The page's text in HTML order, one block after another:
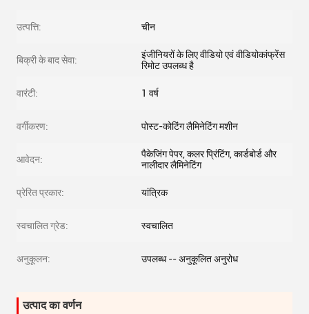
उत्पत्ति: चीन
बिक्री के बाद सेवा:
इंजीनियरों के लिए वीडियो एवं वीडियोकांफ्रेंस
रिमोट उपलब्ध है
वारंटी: 1 वर्ष
वर्गीकरण: पोस्ट-कोटिंग लैमिनेटिंग मशीन
आवेदन:
पैकेजिंग पेपर, कलर प्रिंटिंग, कार्डबोर्ड और
नालीदार लैमिनेटिंग
प्रेरित प्रकार: यांत्रिक
स्वचालित ग्रेड: स्वचालित
अनुकूलन: उपलब्ध -- अनुकूलित अनुरोध
उत्पाद का वर्णन